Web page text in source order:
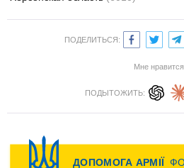
ПОДЕЛИТЬСЯ:
Мне нравится
ПОДЫТОЖИТЬ: